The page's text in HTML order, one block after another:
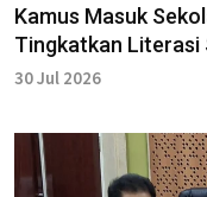
Kamus Masuk
Tingkatkan Literasi
30 Jul 2026